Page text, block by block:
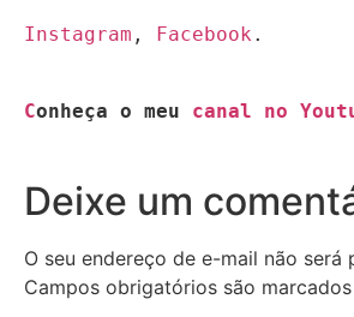
Instagram , Facebook
Conheça o meu canal no
Deixe um
O seu endereço de e-mail não será
Campos obrigatórios são